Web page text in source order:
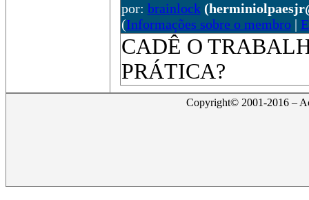
por: brainlock
(Informações sobre o membro|
CADÊ O
PRÁTICA?
Copyright© 2001-2016 –